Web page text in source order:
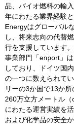
品、バイオ燃料の輸
年にわたる業界経験
Energyはグローバル
し、将来志向の代替
行を支援しています。
事業部門「enport 」
しており、ドイツ国
の一つに数えられてい
リーの3か国で13か所
260万立方メートル（
にわたる運営実績を活
および化学品の安全